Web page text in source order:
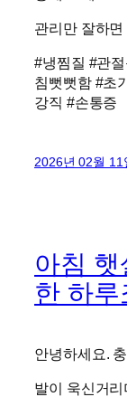
관리만 잘하
#냉찜질 #관
침뻣뻣함 #초
강직 #손통증
2026년 02월 11
아침
한 하루
안녕하세요.
발이 욱신거